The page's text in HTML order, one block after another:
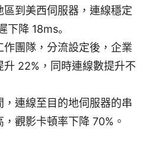
區到美西伺服器，連線穩定
下降 18ms。
作團隊，分流設定後，企業
升 22%，同時連線數提升不
，連線至目的地伺服器的串
觀影卡頓率下降 70%。